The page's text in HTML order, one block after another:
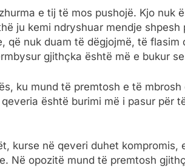
e tij të mos pushojë. Kjo nuk
ju kemi ndryshuar mendje
nuk duam të dëgjojmë, të
gjithçka është më e bukur
ku mund të premtosh e të
është burimi më i pasur për
kurse në qeveri duhet
Në opozitë mund të premtosh